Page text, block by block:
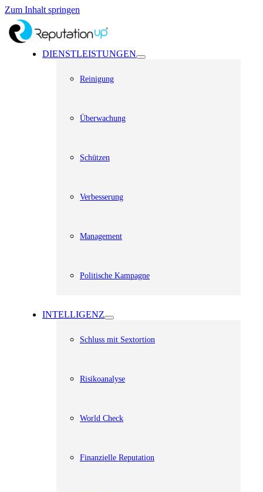
Zum Inhalt springen
DIENSTLEISTUNGEN
Reinigung
Überwachung
Schützen
Verbesserung
Management
Politische Kampagne
INTELLIGENZ
Schluss mit Sextortion
Risikoanalyse
World Check
Finanzielle Reputation